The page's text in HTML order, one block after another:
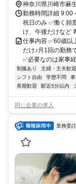
神奈川県川崎市麻
勤務時間詳細 9:00
祝日のみ ✅働く頻
け、午後だけなど
仕事内容 ✅60歳以
だけ♪月1回の勤務
✅必要なのは家事
制服あり 主婦・主夫歓迎
シフト自由
学歴不問
長期歓迎
駅近5分以内
同じ企業の求人
業務委託